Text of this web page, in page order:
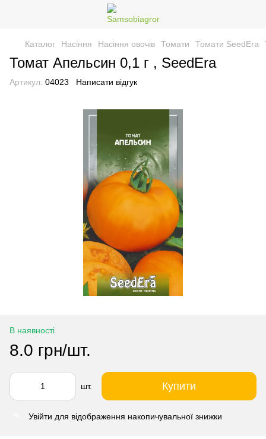
Каталог Насіння Насіння овочів Томати Томати SeedEra
Томат Апельсин 0,1 г , SeedEra
Артикул: 04023 Написати відгук
В наявності
8.0 грн/шт.
шт. Купити
Увійти для відображення накопичувальної знижки